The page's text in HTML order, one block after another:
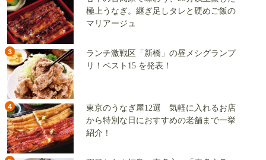
極上うなぎ。継ぎ足しタレと硬めご飯の
マリアージュ
3
ランチ激戦区「新橋」の昼メシグランプ
リ！ベスト15 を発表！
4
東京のうなぎ屋12選 気軽に入れるお店
から特別な日におすすめの老舗まで一挙
紹介！